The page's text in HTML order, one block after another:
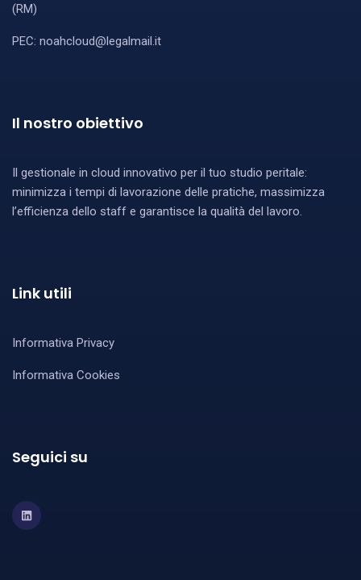
(RM)
PEC: noahcloud@legalmail.it
Il nostro obiettivo
Il gestionale in cloud innovativo per il tuo studio peritale:
minimizza i tempi di lavorazione delle pratiche, massimizza
l’efficienza dello staff e garantisce la qualità del lavoro.
Link utili
Informativa Privacy
Informativa Cookies
Seguici su